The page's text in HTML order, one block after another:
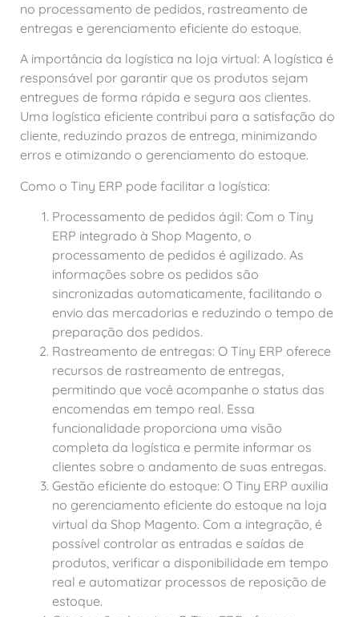
no processamento de pedidos, rastreamento de
entregas e gerenciamento eficiente do estoque.
A importância da logística na loja virtual: A logística é
responsável por garantir que os produtos sejam
entregues de forma rápida e segura aos clientes.
Uma logística eficiente contribui para a satisfação do
cliente, reduzindo prazos de entrega, minimizando
erros e otimizando o gerenciamento do estoque.
Como o Tiny ERP pode facilitar a logística:
Processamento de pedidos ágil: Com o Tiny
ERP integrado à Shop Magento, o
processamento de pedidos é agilizado. As
informações sobre os pedidos são
sincronizadas automaticamente, facilitando o
envio das mercadorias e reduzindo o tempo de
preparação dos pedidos.
Rastreamento de entregas: O Tiny ERP oferece
recursos de rastreamento de entregas,
permitindo que você acompanhe o status das
encomendas em tempo real. Essa
funcionalidade proporciona uma visão
completa da logística e permite informar os
clientes sobre o andamento de suas entregas.
Gestão eficiente do estoque: O Tiny ERP auxilia
no gerenciamento eficiente do estoque na loja
virtual da Shop Magento. Com a integração, é
possível controlar as entradas e saídas de
produtos, verificar a disponibilidade em tempo
real e automatizar processos de reposição de
estoque.